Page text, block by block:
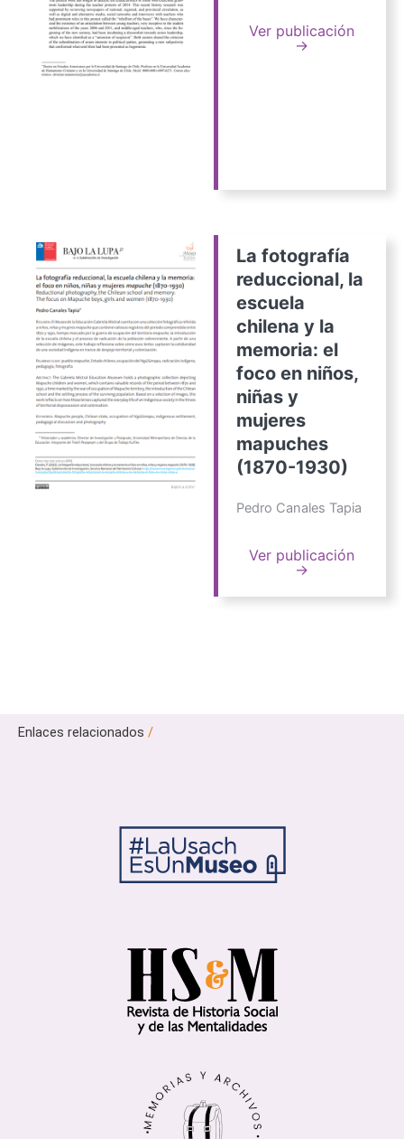
Ver publicación
→
La fotografía
reduccional, la
escuela
chilena y la
memoria: el
foco en niños,
niñas y
mujeres
mapuches
(1870-1930)
Pedro Canales Tapia
Ver publicación
→
Enlaces relacionados /